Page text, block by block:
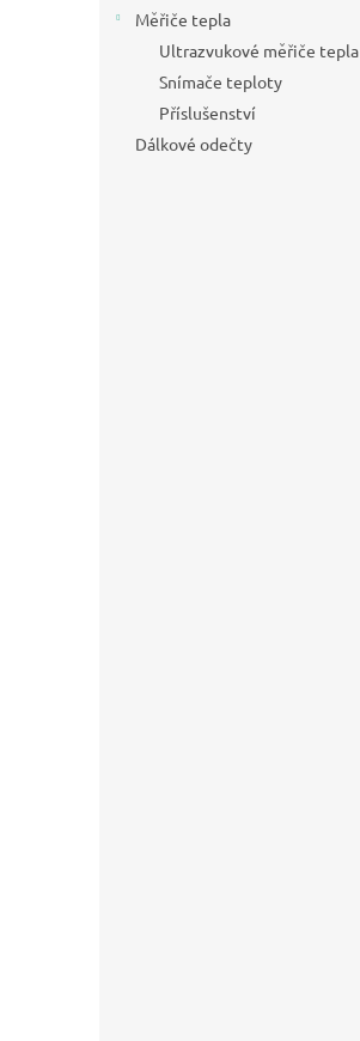
Měřiče tepla
Ultrazvukové měřiče tepla
Snímače teploty
Příslušenství
Dálkové odečty